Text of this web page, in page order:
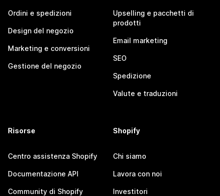
Ordini e spedizioni
Design del negozio
Marketing e conversioni
Gestione del negozio
Upselling e pacchetti di
prodotti
Email marketing
SEO
Spedizione
Valute e traduzioni
Risorse
Centro assistenza Shopify
Documentazione API
Community di Shopify
Shopify
Chi siamo
Lavora con noi
Investitori